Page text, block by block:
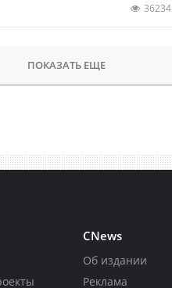
36234
ПОКАЗАТЬ ЕЩЕ
CNews
Об издании
Реклама